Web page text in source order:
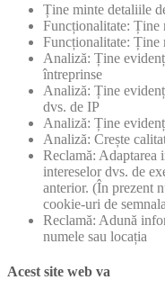
Ține minte detaliile
Funcționalitate: Ține
Funcționalitate: Ține
Analiză: Ține
întreprinse
Analiză: Ține
dvs. de IP
Analiză: Ține
Analiză: Crește
Reclamă: Adaptarea
intereselor dvs. de
anterior. (În prezent
cookie-uri de
Reclamă: Adună
numele sau locația
Acest site web va